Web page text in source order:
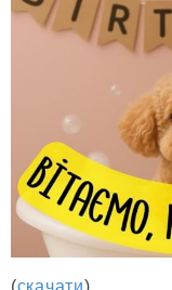
(скачати)